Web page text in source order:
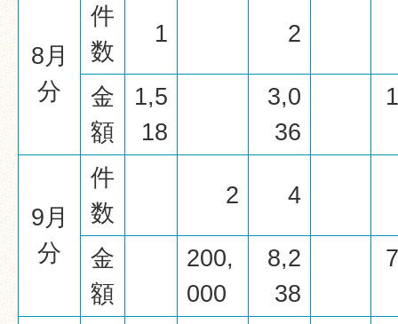
8月
分
件
数
1 2
金
額
1,5
18
3,0
36
9月
分
件
数
2 4
金
額
200,
000
8,2
38